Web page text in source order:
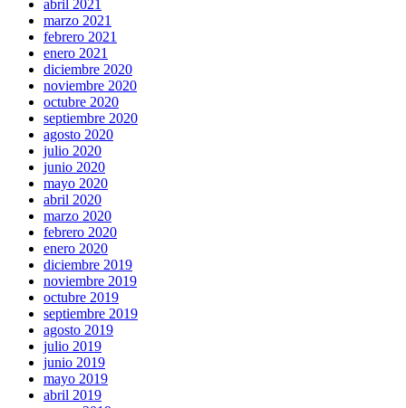
abril 2021
marzo 2021
febrero 2021
enero 2021
diciembre 2020
noviembre 2020
octubre 2020
septiembre 2020
agosto 2020
julio 2020
junio 2020
mayo 2020
abril 2020
marzo 2020
febrero 2020
enero 2020
diciembre 2019
noviembre 2019
octubre 2019
septiembre 2019
agosto 2019
julio 2019
junio 2019
mayo 2019
abril 2019